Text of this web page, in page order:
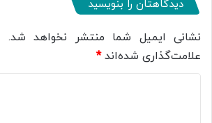
دیدگاهتان را بنویسید
نشانی ایمیل شما منتشر نخواهد شد.
علامت‌گذاری شده‌اند*